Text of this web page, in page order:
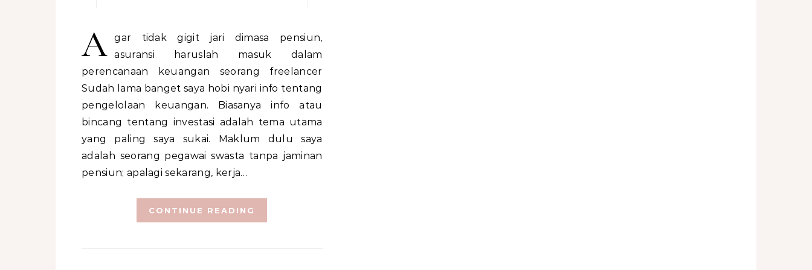
A
gar tidak gigit jari dimasa pensiun,
asuransi haruslah masuk dalam
perencanaan keuangan seorang freelancer
Sudah lama banget saya hobi nyari info tentang
pengelolaan keuangan. Biasanya info atau
bincang tentang investasi adalah tema utama
yang paling saya sukai. Maklum dulu saya
adalah seorang pegawai swasta tanpa jaminan
pensiun; apalagi sekarang, kerja…
CONTINUE READING